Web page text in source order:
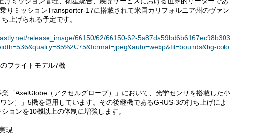
りミッションTransporter-17に搭載されて米国カリフォルニア州のヴァン
上げられる予定です。
release_image/66150/62/66150-62-5a87da59bd6b6167ec98b303
colo
フライトモデル7機
「AxelGlobe（アクセルグローブ）」において、光学センサを搭載した小
ン）」5機を運用しています。その後継機であるGRUS-3の打ち上げによ
ョンを10機以上の体制に増強します。
現